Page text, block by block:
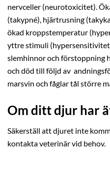
nervceller (neurotoxicitet).
(takypné), hjärtrusning
ökad kroppstemperatur
yttre stimuli
slemhinnor och förstoppning
och död till följd av
marsvin och fåglar tål större
Om ditt djur har
Säkerställ att djuret inte
kontakta veterinär vid behov.